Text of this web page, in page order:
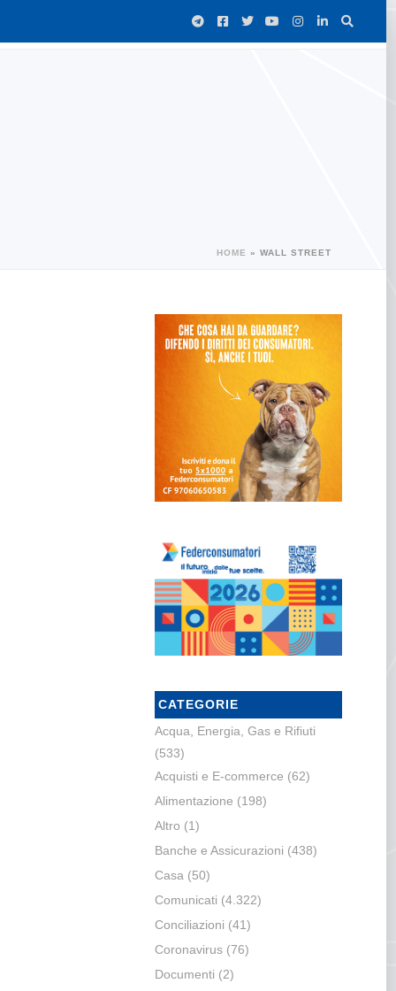
HOME » WALL STREET
CATEGORIE
Acqua, Energia, Gas e Rifiuti
(533)
Acquisti e E-commerce (62)
Alimentazione (198)
Altro (1)
Banche e Assicurazioni (438)
Casa (50)
Comunicati (4.322)
Conciliazioni (41)
Coronavirus(76)
Documenti (2)